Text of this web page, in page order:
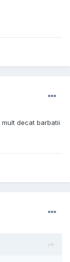
mult decat barbatii